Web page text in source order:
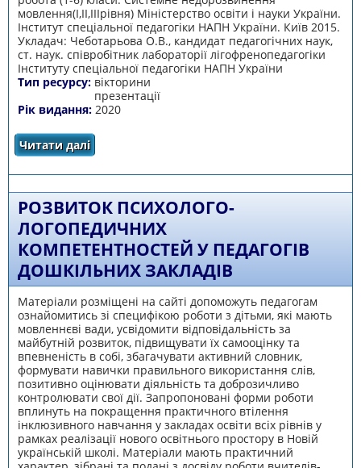
мовлення(І,ІІ,ІІІрівня) Міністерство освіти і науки України.
Інститут спеціальної педагогіки НАПН України. Київ 2015.
Укладач: Чеботарьова О.В., кандидат педагогічних наук,
ст. наук. співробітник лабораторії лігофренопедагогіки
Інституту спеціальної педагогіки НАПН України
Тип ресурсу: вікторини
презентації
Рік видання: 2020
Читати далі
потребами. 1-6 клас
РОЗВИТОК ПСИХОЛОГО-
ЛОГОПЕДИЧНИХ
КОМПЕТЕНТНОСТЕЙ У ПЕДАГОГІВ
ДОШКІЛЬНИХ ЗАКЛАДІВ
Матеріали розміщені на сайті допоможуть педагогам
ознайомитись зі специфікою роботи з дітьми, які мають
мовленнєві вади, усвідомити відповідальність за
майбутній розвиток, підвищувати їх самооцінку та
впевненість в собі, збагачувати активний словник,
формувати навички правильного використання слів,
позитивно оцінювати діяльність та доброзичливо
контролювати свої дії. Запропоновані форми роботи
вплинуть на покращення практичного втілення
інклюзивного навчання у закладах освіти всіх рівнів у
рамках реалізації нового освітнього простору в Новій
українській школі. Матеріали мають практичний